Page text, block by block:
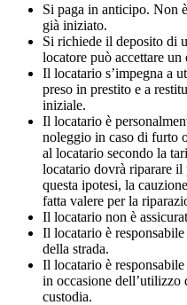
Si paga in anticipo. Non
già iniziato.
Si richiede il deposito di
locatore può accettare un
Il locatario s’impegna a
preso in prestito e a
iniziale.
Il locatario è
noleggio in caso di furto
al locatario secondo la
locatario dovrà riparare
questa ipotesi, la
fatta valere per la
Il locatario non è
Il locatario è
della strada.
Il locatario è
in occasione dell’utilizzo
custodia.